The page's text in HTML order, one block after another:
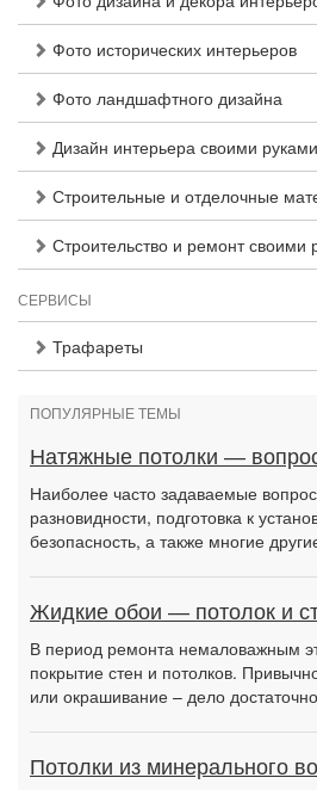
Фото исторических интерьеров
Фото ландшафтного дизайна
Дизайн интерьера своими руками
Строительные и отделочные
Строительство и ремонт своими
СЕРВИСЫ
Трафареты
ПОПУЛЯРНЫЕ ТЕМЫ
Натяжные потолки —
Наиболее часто задаваемые
разновидности, подготовка к
безопасность, а также многие
Жидкие обои — потолок и
В период ремонта немаловажным
покрытие стен и потолков.
или окрашивание – дело
Потолки из минерального